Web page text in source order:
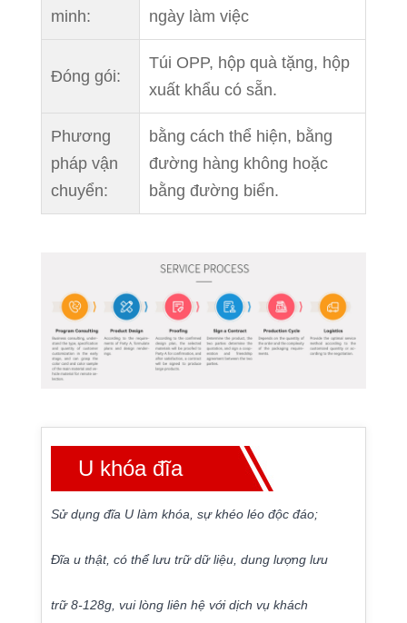
minh:
ngày làm việc
Đóng gói:
Túi OPP, hộp quà tặng, hộp
xuất khẩu có sẵn.
Phương
pháp vận
chuyển:
bằng cách thể hiện, bằng
đường hàng không hoặc
bằng đường biển.
U khóa đĩa
Sử dụng đĩa U làm khóa, sự khéo léo độc đáo;
Đĩa u thật, có thể lưu trữ dữ liệu, dung lượng lưu
trữ 8-128g, vui lòng liên hệ với dịch vụ khách